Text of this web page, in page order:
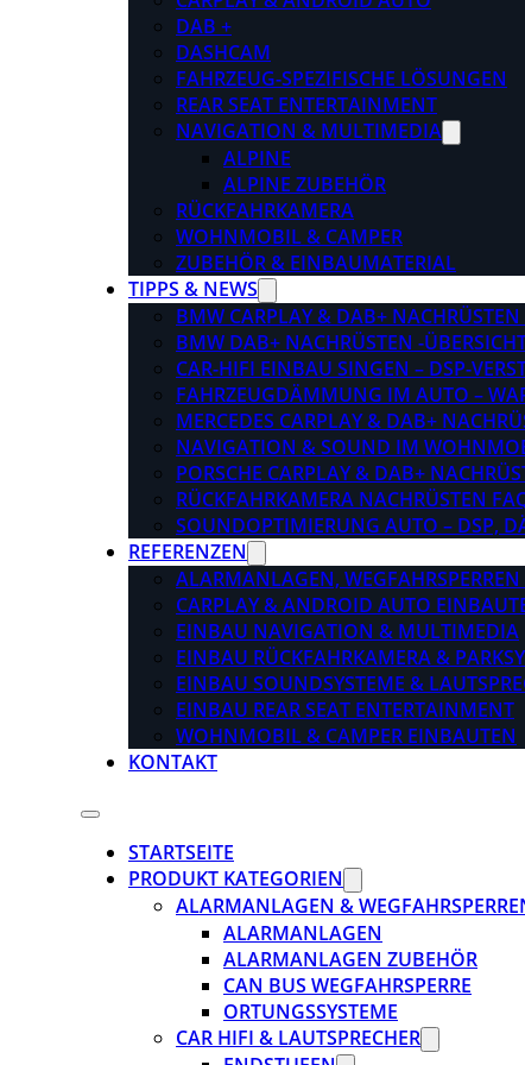
DAB +
DASHCAM
FAHRZEUG-SPEZIFISCHE LÖSUNGEN
REAR SEAT ENTERTAINMENT
NAVIGATION & MULTIMEDIA
ALPINE
ALPINE ZUBEHÖR
RÜCKFAHRKAMERA
WOHNMOBIL & CAMPER
ZUBEHÖR & EINBAUMATERIAL
TIPPS & NEWS
BMW CARPLAY & DAB+
BMW DAB+ NACHRÜSTEN -
CAR-HIFI EINBAU SINGEN – DSP-
FAHRZEUGDÄMMUNG IM AUTO –
MERCEDES CARPLAY & DAB+
NAVIGATION & SOUND IM
PORSCHE CARPLAY & DAB+
RÜCKFAHRKAMERA NACHRÜSTEN
SOUNDOPTIMIERUNG AUTO – DSP,
REFERENZEN
ALARMANLAGEN,
CARPLAY & ANDROID AUTO
EINBAU NAVIGATION & MULTIMEDIA
EINBAU RÜCKFAHRKAMERA &
EINBAU SOUNDSYSTEME &
EINBAU REAR SEAT ENTERTAINMENT
WOHNMOBIL & CAMPER EINBAUTEN
KONTAKT
STARTSEITE
PRODUKT KATEGORIEN
ALARMANLAGEN &
ALARMANLAGEN
ALARMANLAGEN ZUBEHÖR
CAN BUS WEGFAHRSPERRE
ORTUNGSSYSTEME
CAR HIFI & LAUTSPRECHER